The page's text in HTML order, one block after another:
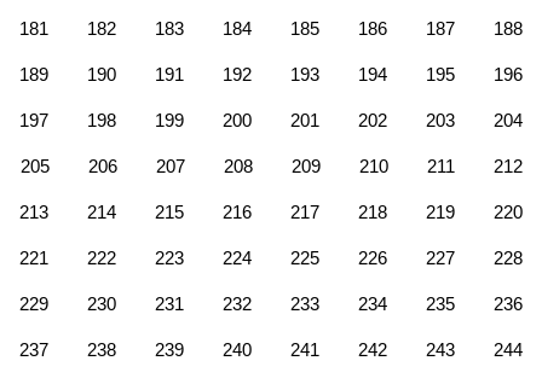
181 182 183 184 185 186 187 188
189 190 191 192 193 194 195 196
197 198 199 200 201 202 203 204
205 206 207 208 209 210 211 212
213 214 215 216 217 218 219 220
221 222 223 224 225 226 227 228
229 230 231 232 233 234 235 236
237 238 239 240 241 242 243 244